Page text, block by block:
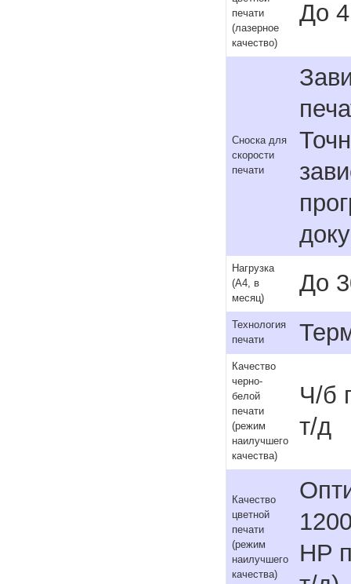
печати
(лазерное
качество)
До
Сноска для
скорости
печати
Нагрузка
(А4, в
месяц)
До
Технология
печати
Качество
черно-
белой
печати
(режим
наилучшего
качества)
Ч/б
т/д
Качество
цветной
печати
(режим
наилучшего
качества)
HP